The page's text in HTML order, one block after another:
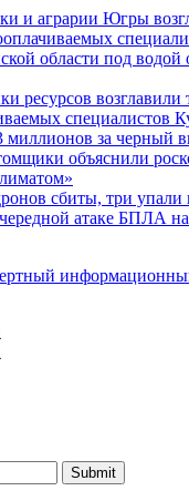
и аграрии Югры
области под водой
ресурсов возглавили
специалистов
миллионов за черный
объяснили
сбиты, три
атаке БПЛА
Submit